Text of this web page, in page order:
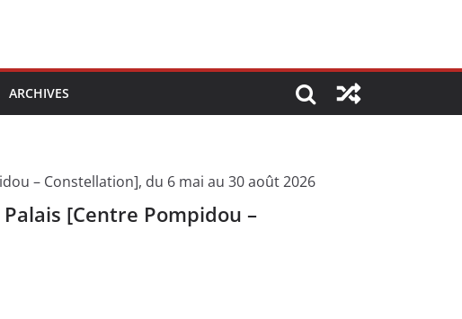
ARCHIVES
[Centre Pompidou –